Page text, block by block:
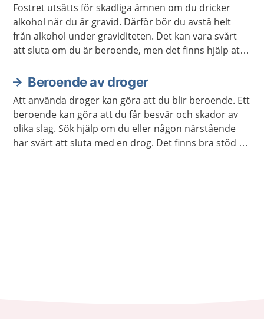
Fostret utsätts för skadliga ämnen om du dricker
alkohol när du är gravid. Därför bör du avstå helt
från alkohol under graviditeten. Det kan vara svårt
att sluta om du är beroende, men det finns hjälp att
Beroende av droger
Att använda droger kan göra att du blir beroende. Ett
beroende kan göra att du får besvär och skador av
olika slag. Sök hjälp om du eller någon närstående
har svårt att sluta med en drog. Det finns bra stöd att